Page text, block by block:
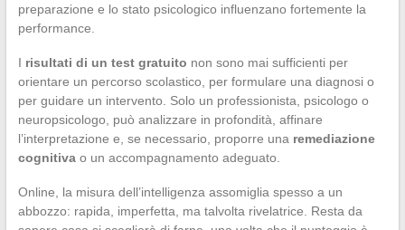
preparazione e lo stato psicologico influenzano fortemente la
performance.
I risultati di un test gratuito non sono mai sufficienti per
orientare un percorso scolastico, per formulare una diagnosi o
per guidare un intervento. Solo un professionista, psicologo o
neuropsicologo, può analizzare in profondità, affinare
l’interpretazione e, se necessario, proporre una remediazione
cognitivao un accompagnamento adeguato.
Online, la misura dell’intelligenza assomiglia spesso a un
abbozzo: rapida, imperfetta, ma talvolta rivelatrice. Resta da